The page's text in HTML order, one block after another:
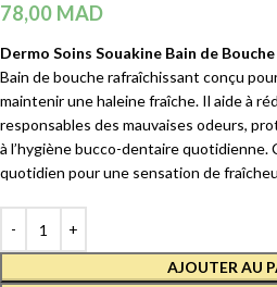
78,00 MAD
Dermo Soins Souakine Bain de
Bain de bouche rafraîchissant conçu
maintenir une haleine fraîche. Il aide à
responsables des mauvaises odeurs,
à l’hygiène bucco-dentaire quotidienne.
quotidien pour une sensation de
AJOUTER AU